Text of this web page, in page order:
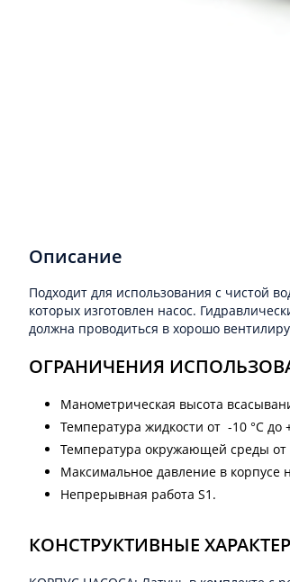
Описание
Подходит для использования с чистой
которых изготовлен насос.
должна проводиться в хорошо
ОГРАНИЧЕНИЯ
Манометрическая высота
Температура жидкости от -10 °C до
Температура окружающей среды от
Максимальное давление в корпусе
Непрерывная работа S1.
КОНСТРУКТИВНЫЕ